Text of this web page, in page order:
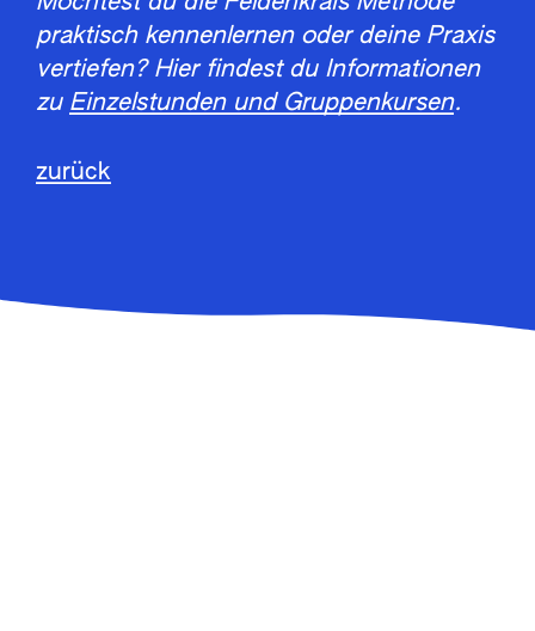
praktisch kennenlernen oder deine Praxis
vertiefen? Hier findest du Informationen
zu Einzelstunden und Gruppenkursen.
zurück